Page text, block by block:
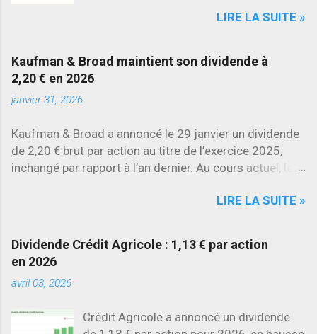
évolutions les plus marquantes concerne
Stellantis et Renault reculent déjà à deux
chiffres.
LIRE LA SUITE »
Kaufman & Broad maintient son dividende à
2,20 € en 2026
janvier 31, 2026
Kaufman & Broad a annoncé le 29 janvier un dividende
de 2,20 € brut par action au titre de l’exercice 2025,
inchangé par rapport à l’an dernier. Au cours actuel, le
LIRE LA SUITE »
Dividende Crédit Agricole : 1,13 € par action
en 2026
avril 03, 2026
Crédit Agricole a annoncé un dividende